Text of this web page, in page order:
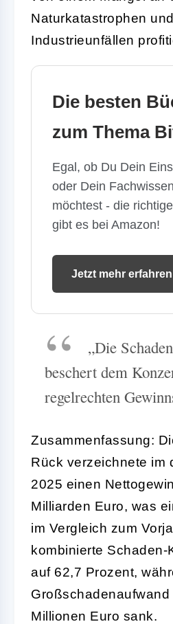
Naturkatastrophen
Industrieunfällen
Die besten
zum Thema
Egal, ob Du Dein
oder Dein
möchtest - die
gibt es bei Amazon!
Jetzt mehr erfahren
„Die
beschert dem
regelrechten
Zusammenfassung:
Rück verzeichnete im
2025 einen
Milliarden Euro, was
im Vergleich zum
kombinierte Schaden-
auf 62,7 Prozent,
Großschadenaufwand
Millionen Euro sank.